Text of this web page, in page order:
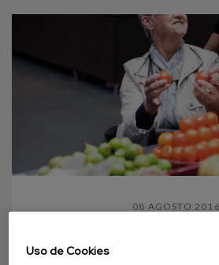
08 AGOSTO 2016
La alimentación en
Uso de Cookies